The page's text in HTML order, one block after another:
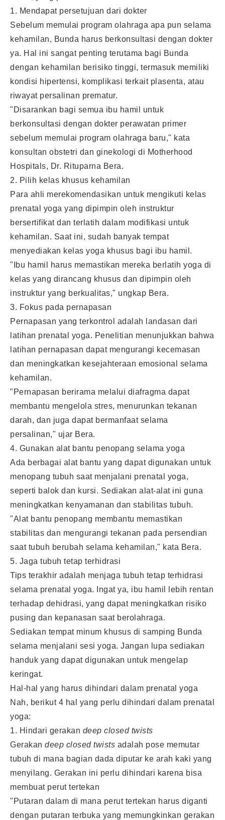
1. Mendapat persetujuan dari dokter
Sebelum memulai program olahraga apa pun selama
kehamilan, Bunda harus berkonsultasi dengan dokter
ya. Hal ini sangat penting terutama bagi Bunda
dengan kehamilan berisiko tinggi, termasuk memiliki
kondisi hipertensi, komplikasi terkait plasenta, atau
riwayat persalinan prematur.
"Disarankan bagi semua ibu hamil untuk
berkonsultasi dengan dokter perawatan primer
sebelum memulai program olahraga baru," kata
konsultan obstetri dan ginekologi di Motherhood
Hospitals, Dr. Rituparna Bera.
2. Pilih kelas khusus kehamilan
Para ahli merekomendasikan untuk mengikuti kelas
prenatal yoga yang dipimpin oleh instruktur
bersertifikat dan terlatih dalam modifikasi untuk
kehamilan. Saat ini, sudah banyak tempat
menyediakan kelas yoga khusus bagi ibu hamil.
"Ibu hamil harus memastikan mereka berlatih yoga di
kelas yang dirancang khusus dan dipimpin oleh
instruktur yang berkualitas," ungkap Bera.
3. Fokus pada pernapasan
Pernapasan yang terkontrol adalah landasan dari
latihan prenatal yoga. Penelitian menunjukkan bahwa
latihan pernapasan dapat mengurangi kecemasan
dan meningkatkan kesejahteraan emosional selama
kehamilan.
"Pernapasan berirama melalui diafragma dapat
membantu mengelola stres, menurunkan tekanan
darah, dan juga dapat bermanfaat selama
persalinan," ujar Bera.
4. Gunakan alat bantu penopang selama yoga
Ada berbagai alat bantu yang dapat digunakan untuk
menopang tubuh saat menjalani prenatal yoga,
seperti balok dan kursi. Sediakan alat-alat ini guna
meningkatkan kenyamanan dan stabilitas tubuh.
"Alat bantu penopang membantu memastikan
stabilitas dan mengurangi tekanan pada persendian
saat tubuh berubah selama kehamilan," kata Bera.
5. Jaga tubuh tetap terhidrasi
Tips terakhir adalah menjaga tubuh tetap terhidrasi
selama prenatal yoga. Ingat ya, ibu hamil lebih rentan
terhadap dehidrasi, yang dapat meningkatkan risiko
pusing dan kepanasan saat berolahraga.
Sediakan tempat minum khusus di samping Bunda
selama menjalani sesi yoga. Jangan lupa sediakan
handuk yang dapat digunakan untuk mengelap
keringat.
Hal-hal yang harus dihindari dalam prenatal yoga
Nah, berikut 4 hal yang perlu dihindari dalam prenatal
yoga:
1. Hindari gerakan deep closed twists
Gerakan deep closed twists adalah pose memutar
tubuh di mana bagian dada diputar ke arah kaki yang
menyilang. Gerakan ini perlu dihindari karena bisa
membuat perut tertekan
"Putaran dalam di mana perut tertekan harus diganti
dengan putaran terbuka yang memungkinkan gerakan